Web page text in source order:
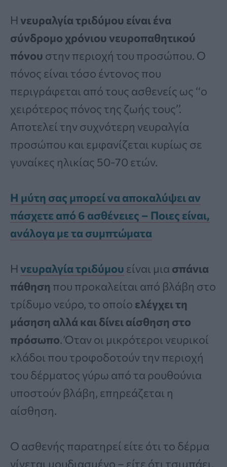
Η νευραλγία τριδύμου είναι ένα
σύνδρομο χρόνιου νευροπαθητικού
πόνου στην περιοχή του προσώπου. Ο
πόνος είναι τόσο έντονος που
περιγράφεται από τους ασθενείς ως ‘‘ο
χειρότερος πόνος της ζωής τους’’.
Αποτελεί την συχνότερη νευραλγία
προσώπου και εμφανίζεται κυρίως σε
γυναίκες ηλικίας 50-70 ετών.
Η μύτη σας μπορεί να αποκαλύψει αν
πάσχετε από 6 ασθένειες – Ποιες είναι,
ανάλογα με τα συμπτώματα
Η νευραλγία τριδύμου είναι μια σπάνια
πάθηση που προκαλείται από βλάβη στο
τρίδυμο νεύρο, το οποίο ελέγχει τη
μάσηση αλλά και δίνει αίσθηση στο
πρόσωπο. Όταν οι μικρότεροι νευρικοί
κλάδοι που τροφοδοτούν την περιοχή
του δέρματος γύρω από τα ρουθούνια
υποστούν βλάβη, επηρεάζεται η
αίσθηση.
Ο ασθενής παρατηρεί είτε ότι το δέρμα
γίνεται μουδιασμένο – είτε ότι τσιμπάει,